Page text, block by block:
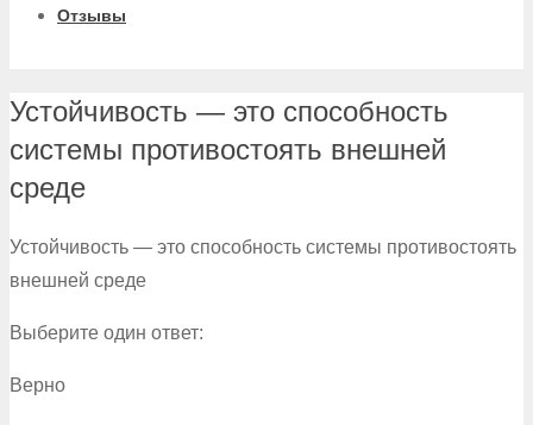
Отзывы
Устойчивость — это способность
системы противостоять внешней
среде
Устойчивость — это способность системы противостоять
внешней среде
Выберите один ответ:
Верно